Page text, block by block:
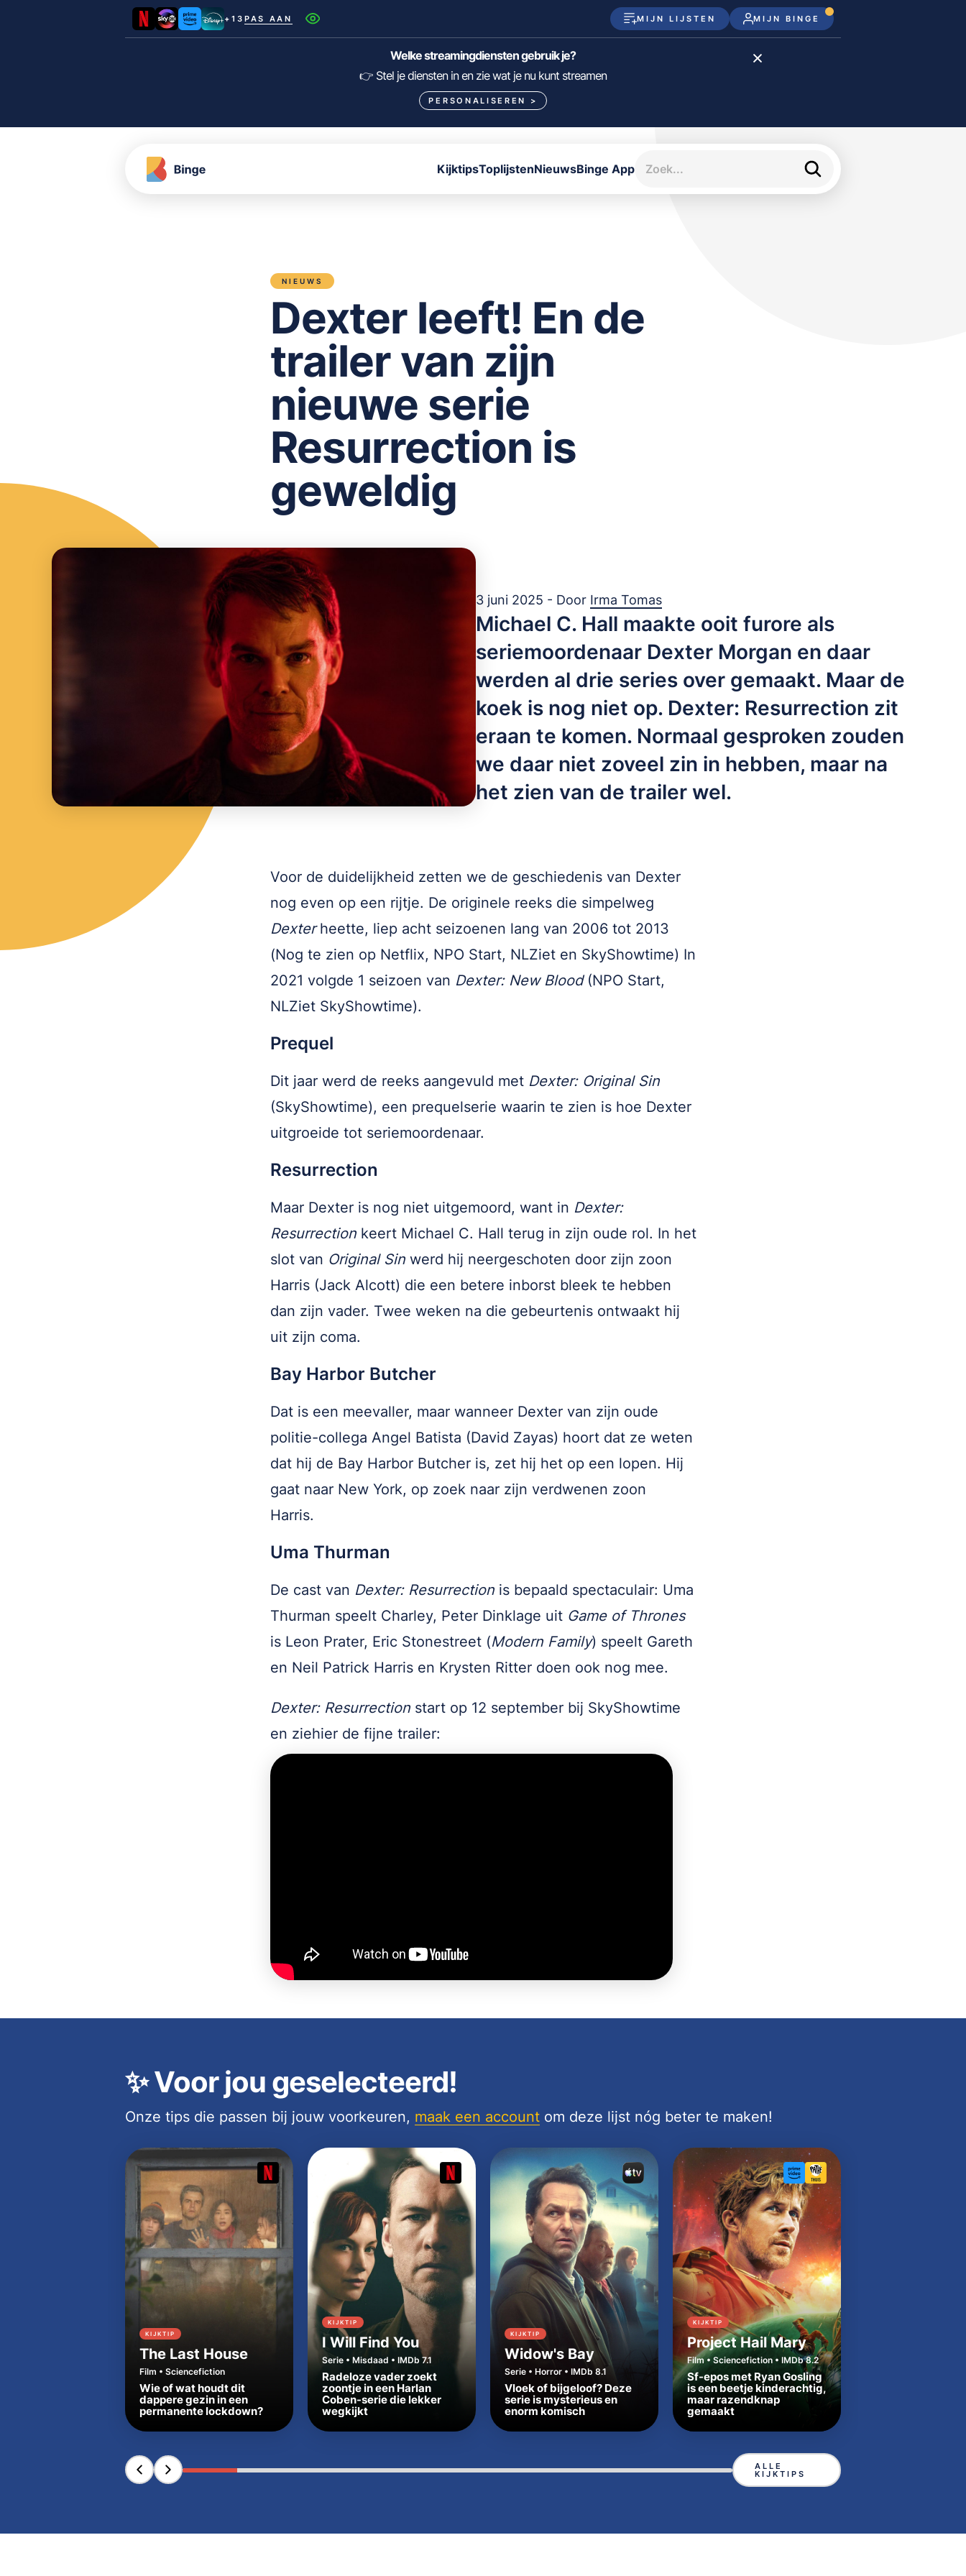
+13 PAS AAN MIJN LIJSTEN MIJN BINGE
Netflix SkyShowtime Prime Video Disney+
HBO Max NPO Start
Pathé Thuis
Welke streamingdiensten gebruik je?
👉 Stel je diensten in en zie wat je nu kunt streamen
PERSONALISEREN >
KijktipsToplijstenNieuwsBinge App
NIEUWS
Dexter leeft! En de
trailer van zijn
nieuwe serie
Resurrection is
geweldig
3 juni 2025 - Door Irma Tomas
Michael C. Hall maakte ooit furore als
seriemoordenaar Dexter Morgan en daar
werden al drie series over gemaakt. Maar de
koek is nog niet op. Dexter: Resurrection zit
eraan te komen. Normaal gesproken zouden
we daar niet zoveel zin in hebben, maar na
het zien van de trailer wel.
Voor de duidelijkheid zetten we de geschiedenis van Dexter
nog even op een rijtje. De originele reeks die simpelweg
Dexterheette, liep acht seizoenen lang van 2006 tot 2013
(Nog te zien op Netflix, NPO Start, NLZiet en SkyShowtime) In
2021 volgde 1 seizoen van Dexter: New Blood(NPO Start,
NLZiet SkyShowtime).
Prequel
Dit jaar werd de reeks aangevuld met Dexter: Original Sin
(SkyShowtime), een prequelserie waarin te zien is hoe Dexter
uitgroeide tot seriemoordenaar.
Resurrection
Maar Dexter is nog niet uitgemoord, want in Dexter:
Resurrectionkeert Michael C. Hall terug in zijn oude rol. In het
slot van Original Sinwerd hij neergeschoten door zijn zoon
Harris (Jack Alcott) die een betere inborst bleek te hebben
dan zijn vader. Twee weken na die gebeurtenis ontwaakt hij
uit zijn coma.
Bay Harbor Butcher
Dat is een meevaller, maar wanneer Dexter van zijn oude
politie-collega Angel Batista (David Zayas) hoort dat ze weten
dat hij de Bay Harbor Butcher is, zet hij het op een lopen. Hij
gaat naar New York, op zoek naar zijn verdwenen zoon
Harris.
Uma Thurman
De cast van Dexter: Resurrectionis bepaald spectaculair: Uma
Thurman speelt Charley, Peter Dinklage uit Game of Thrones
is Leon Prater, Eric Stonestreet (Modern Family) speelt Gareth
en Neil Patrick Harris en Krysten Ritter doen ook nog mee.
Dexter: Resurrectionstart op 12 september bij SkyShowtime
en ziehier de fijne trailer:
✨Voor jou geselecteerd!
Onze tips die passen bij jouw voorkeuren, maak een account om deze lijst nóg beter te maken!
KIJKTIP
The Last House
Film • Sciencefiction
Wie of wat houdt dit
dappere gezin in een
permanente lockdown?
KIJKTIP
I Will Find You
Serie • Misdaad • IMDb 7.1
Radeloze vader zoekt
zoontje in een Harlan
Coben-serie die lekker
wegkijkt
KIJKTIP
Widow's Bay
Serie • Horror • IMDb 8.1
Vloek of bijgeloof? Deze
serie is mysterieus en
enorm komisch
KIJKTIP
Project Hail Mary
Film • Sciencefiction • IMDb 8.2
Sf-epos met Ryan Gosling
is een beetje kinderachtig,
maar razendknap
gemaakt
ALLE
KIJKTIPS